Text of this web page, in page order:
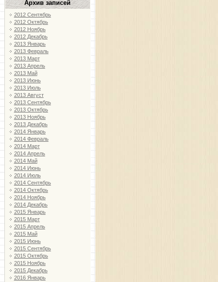
Архив записей
2012 Сентябрь
2012 Октябрь
2012 Ноябрь
2012 Декабрь
2013 Январь
2013 Февраль
2013 Март
2013 Апрель
2013 Май
2013 Июнь
2013 Июль
2013 Август
2013 Сентябрь
2013 Октябрь
2013 Ноябрь
2013 Декабрь
2014 Январь
2014 Февраль
2014 Март
2014 Апрель
2014 Май
2014 Июнь
2014 Июль
2014 Сентябрь
2014 Октябрь
2014 Ноябрь
2014 Декабрь
2015 Январь
2015 Март
2015 Апрель
2015 Май
2015 Июнь
2015 Сентябрь
2015 Октябрь
2015 Ноябрь
2015 Декабрь
2016 Январь